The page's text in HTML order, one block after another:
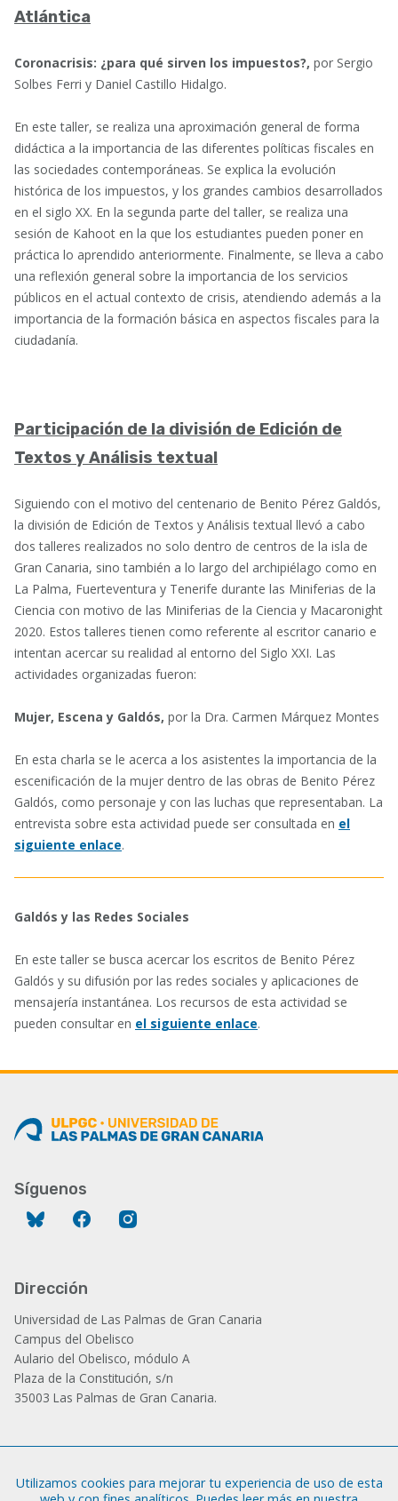
Atlántica
Coronacrisis: ¿para qué sirven los impuestos?, por Sergio
Solbes Ferri y Daniel Castillo Hidalgo.
En este taller, se realiza una aproximación general de forma
didáctica a la importancia de las diferentes políticas fiscales en
las sociedades contemporáneas. Se explica la evolución
histórica de los impuestos, y los grandes cambios desarrollados
en el siglo XX. En la segunda parte del taller, se realiza una
sesión de Kahoot en la que los estudiantes pueden poner en
práctica lo aprendido anteriormente. Finalmente, se lleva a cabo
una reflexión general sobre la importancia de los servicios
públicos en el actual contexto de crisis, atendiendo además a la
importancia de la formación básica en aspectos fiscales para la
ciudadanía.
Participación de la división de Edición de
Textos y Análisis textual
Siguiendo con el motivo del centenario de Benito Pérez Galdós,
la división de Edición de Textos y Análisis textual llevó a cabo
dos talleres realizados no solo dentro de centros de la isla de
Gran Canaria, sino también a lo largo del archipiélago como en
La Palma, Fuerteventura y Tenerife durante las Miniferias de la
Ciencia con motivo de las Miniferias de la Ciencia y Macaronight
2020. Estos talleres tienen como referente al escritor canario e
intentan acercar su realidad al entorno del Siglo XXI. Las
actividades organizadas fueron:
Mujer, Escena y Galdós, por la Dra. Carmen Márquez Montes
En esta charla se le acerca a los asistentes la importancia de la
escenificación de la mujer dentro de las obras de Benito Pérez
Galdós, como personaje y con las luchas que representaban. La
entrevista sobre esta actividad puede ser consultada en el
siguiente enlace.
Galdós y las Redes Sociales
En este taller se busca acercar los escritos de Benito Pérez
Galdós y su difusión por las redes sociales y aplicaciones de
mensajería instantánea. Los recursos de esta actividad se
pueden consultar en el siguiente enlace.
Síguenos
Bluesky Facebook
Dirección
Universidad de Las Palmas de Gran Canaria
Campus del Obelisco
Aulario del Obelisco, módulo A
Plaza de la Constitución, s/n
35003 Las Palmas de Gran Canaria.
Tfno.: +34 928 452 771 / 452 787
Utilizamos cookies para mejorar tu experiencia de uso de esta